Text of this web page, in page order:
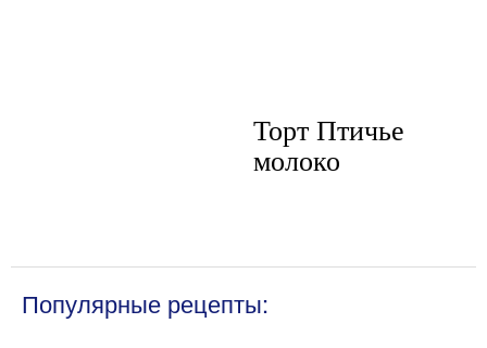
Торт Птичье
молоко
Популярные рецепты: